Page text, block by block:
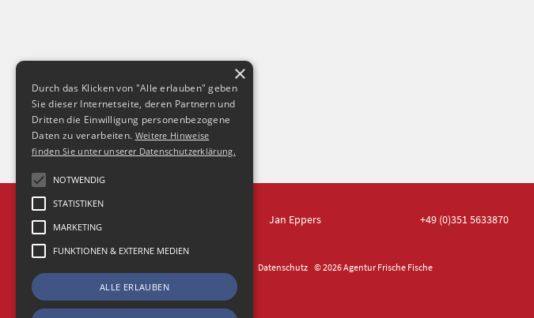
Jan Eppers +49 (0)3515633870
Datenschutz © 2026 Agentur Frische Fische
×
Durch das Klicken von "Alle erlauben" geben
Sie dieser Internetseite, deren Partnern und
Dritten die Einwilligung personenbezogene
Daten zu verarbeiten. Weitere Hinweise
finden Sie unter unserer Datenschutzerklärung.
NOTWENDIG
STATISTIKEN
MARKETING
FUNKTIONEN & EXTERNE MEDIEN
ALLE ERLAUBEN